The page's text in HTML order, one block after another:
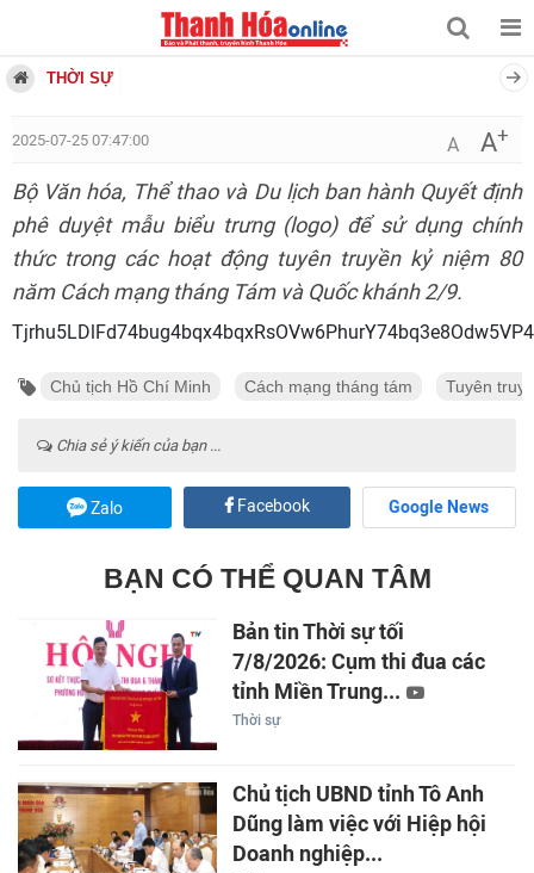
THỜI SỰ
2025-07-25 07:47:00 A A+
Bộ Văn hóa, Thể thao và Du lịch ban hành Quyết định
phê duyệt mẫu biểu trưng (logo) để sử dụng chính
thức trong các hoạt động tuyên truyền kỷ niệm 80
năm Cách mạng tháng Tám và Quốc khánh 2/9.
Chủ tịch Hồ Chí Minh Cách mạng tháng tám Tuyên
Chia sẻ ý kiến của bạn ...
Zalo Facebook Google News
BẠN CÓ THỂ QUAN TÂM
Bản tin Thời sự tối
7/8/2026: Cụm thi đua các
tỉnh Miền Trung...
Thời sự
Chủ tịch UBND tỉnh Tô Anh
Dũng làm việc với Hiệp hội
Doanh nghiệp...